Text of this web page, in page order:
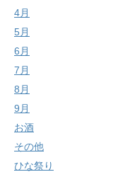
4月
5月
6月
7月
8月
9月
お酒
その他
ひな祭り